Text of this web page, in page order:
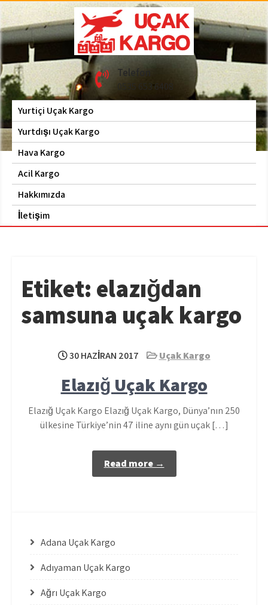
Skip
to
content
Hava Kargo | Acil Kargo
| 0535 653 6408
Uçak Kargo Telefon
0535 653 6408
Yurtiçi Uçak Kargo
Yurtdışı Uçak Kargo
Hava Kargo
Acil Kargo
Hakkımızda
İletişim
Etiket: elazığdan
samsuna uçak kargo
30 HAZIRAN 2017 Uçak Kargo
Elazığ Uçak Kargo
Elazığ Uçak Kargo Elazığ Uçak Kargo, Dünya’nın 250
ülkesine Türkiye’nin 47 iline aynı gün uçak […]
Read more →
Adana Uçak Kargo
Adıyaman Uçak Kargo
Ağrı Uçak Kargo